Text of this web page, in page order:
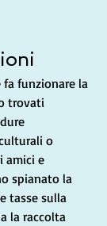
fa funzionare la
trovati
o
amici e
spianato la
tasse sulla
la raccolta